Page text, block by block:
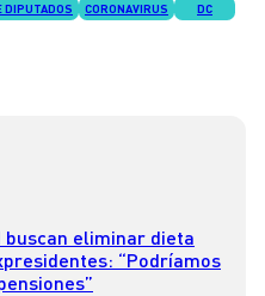
DIPUTADOS CORONAVIRUS
DC
buscan eliminar dieta
“Podríamos